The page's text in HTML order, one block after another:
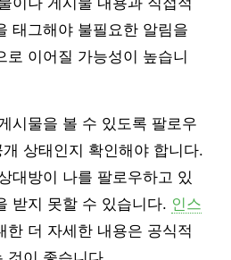
태그해야 불필요한 알림을
로 이어질 가능성이 높습니
시물을 볼 수 있도록 팔로우
상태인지 확인해야 합니다.
대방이 나를 팔로우하고 있
받지 못할 수 있습니다. 인스
한 더 자세한 내용은 공식적